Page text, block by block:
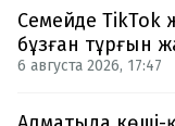
Семейде TikTok
бұзған тұрғын
6 августа 2026, 17:47